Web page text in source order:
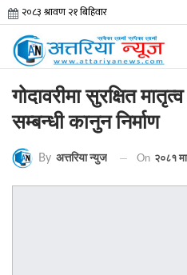
गोदावरीमा सुरक्षित
सम्बन्धी कानुन निर्माण
By अत्तरिया न्युज On २०८१